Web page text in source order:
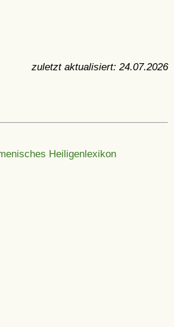
zuletzt aktualisiert: 24.07.2026
Heiligenlexikon